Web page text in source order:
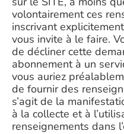
volontairement ces
inscrivant
vous invite à le faire.
de décliner cette
abonnement à un
vous auriez
de fournir des
s’agit de la
à la collecte et à
renseignements dans